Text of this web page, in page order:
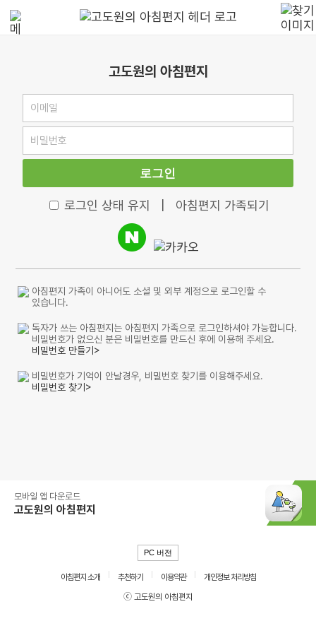
고도원의 아침편지
로그인
로그인 상태 유지 아침편지 가족되기
아침편지 가족이 아니어도 소셜 및 외부 계정으로 로그인할 수
있습니다.
독자가 쓰는 아침편지는 아침편지 가족으로 로그인하셔야 가능합니다.
비밀번호가 없으신 분은 비밀번호를 만드신 후에 이용해 주세요.
비밀번호 만들기>
비밀번호가 기억이 안날경우, 비밀번호 찾기를 이용해주세요.
비밀번호 찾기>
모바일 앱 다운로드
고도원의 아침편지
PC 버전
아침편지 소개 추천하기 이용약관
개인정보 처리방침
ⓒ 고도원의 아침편지